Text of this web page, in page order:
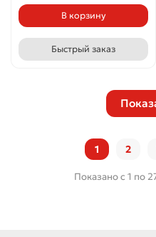
В корзину
Быстрый заказ
1 2
Показано с 1 по